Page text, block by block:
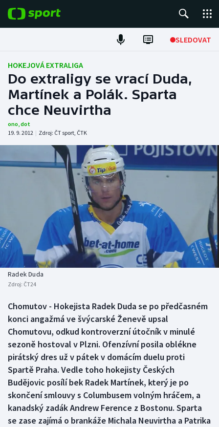
SLEDOVAT
Fotbal
Hokej
Tenis
Atletika
Americký fotbal
Baseball a softbal
Basketbal
Biatlon
Box
Curling
Dostihy
Florbal
Futsal
Soutěže
Historické návraty
Aplikace ČT sport
HOKEJOVÁ EXTRALIGA
Do extraligy se vrací Duda,
Martínek a Polák. Sparta
chce Neuvirtha
ono,dot
19. 9. 2012 | Zdroj: ČT sport, ČTK
Radek Duda
Zdroj: ČT24
Chomutov - Hokejista Radek Duda se po předčasném
konci angažmá ve švýcarské Ženevě upsal
Chomutovu, odkud kontroverzní útočník v minulé
sezoně hostoval v Plzni. Ofenzívní posila oblékne
pirátský dres už v pátek v domácím duelu proti
Spartě Praha. Vedle toho hokejisty Českých
Budějovic posílí bek Radek Martínek, který je po
skončení smlouvy s Columbusem volným hráčem, a
kanadský zadák Andrew Ference z Bostonu. Sparta
se zase zajímá o brankáže Michala Neuvirtha a Patrika